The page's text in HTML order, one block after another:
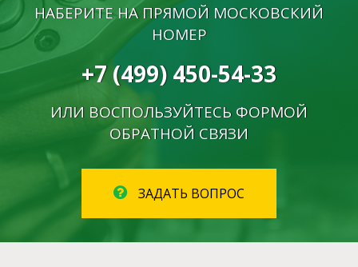
НАБЕРИТЕ НА ПРЯМОЙ МОСКОВСКИЙ
НОМЕР
+7 (499) 450-54-33
ИЛИ ВОСПОЛЬЗУЙТЕСЬ ФОРМОЙ
ОБРАТНОЙ СВЯЗИ
ЗАДАТЬ ВОПРОС